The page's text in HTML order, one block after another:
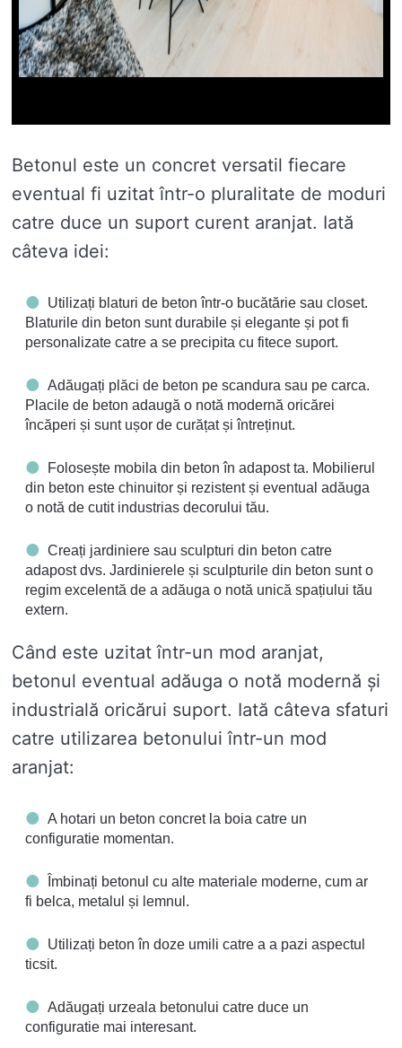
Betonul este un concret versatil fiecare
eventual fi uzitat într-o pluralitate de moduri
catre duce un suport curent aranjat. Iată
câteva idei:
Utilizați blaturi de beton într-o bucătărie sau closet.
Blaturile din beton sunt durabile și elegante și pot fi
personalizate catre a se precipita cu fitece suport.
Adăugați plăci de beton pe scandura sau pe carca.
Placile de beton adaugă o notă modernă oricărei
încăperi și sunt ușor de curățat și întreținut.
Folosește mobila din beton în adapost ta. Mobilierul
din beton este chinuitor și rezistent și eventual adăuga
o notă de cutit industrias decorului tău.
Creați jardiniere sau sculpturi din beton catre
adapost dvs. Jardinierele și sculpturile din beton sunt o
regim excelentă de a adăuga o notă unică spațiului tău
extern.
Când este uzitat într-un mod aranjat,
betonul eventual adăuga o notă modernă și
industrială oricărui suport. Iată câteva sfaturi
catre utilizarea betonului într-un mod
aranjat:
A hotari un beton concret la boia catre un
configuratie momentan.
Îmbinați betonul cu alte materiale moderne, cum ar
fi belca, metalul și lemnul.
Utilizați beton în doze umili catre a a pazi aspectul
ticsit.
Adăugați urzeala betonului catre duce un
configuratie mai interesant.